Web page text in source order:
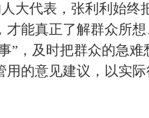
大代表，张利利始
才能真正了解群众所
”，及时把群众的急
用的意见建议，以实